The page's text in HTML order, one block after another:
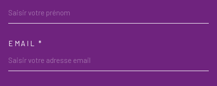
EMAIL *